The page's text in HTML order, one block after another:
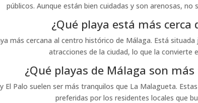
públicos. Aunque están bien cuidadas y son arenosas,
¿Qué playa está más cerca
más cercana al centro histórico de Málaga. Está
atracciones de la ciudad, lo que la convierte
¿Qué playas de Málaga son
El Palo suelen ser más tranquilos que La Malagueta.
preferidas por los residentes locales que